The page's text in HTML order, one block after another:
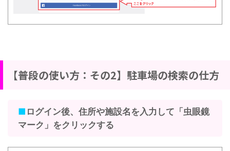
【普段の使い方：その2】駐車場の検索の仕方
■ ログイン後、住所や施設名を入力して「虫眼鏡
マーク」をクリックする